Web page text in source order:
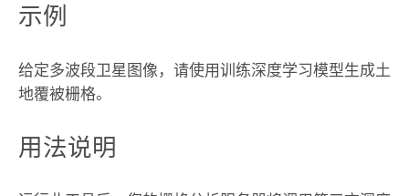
示例
给定多波段卫星图像，请使用训练深度学习模型生成土
地覆被栅格。
用法说明